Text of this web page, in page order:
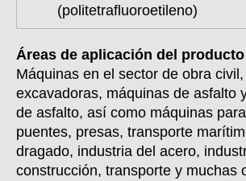
(politetrafluoroetileno)
Áreas de aplicación del producto
Máquinas en el sector de obra
excavadoras, máquinas de asfalto
de asfalto, así como máquinas
puentes, presas, transporte
dragado, industria del acero,
construcción, transporte y muchas